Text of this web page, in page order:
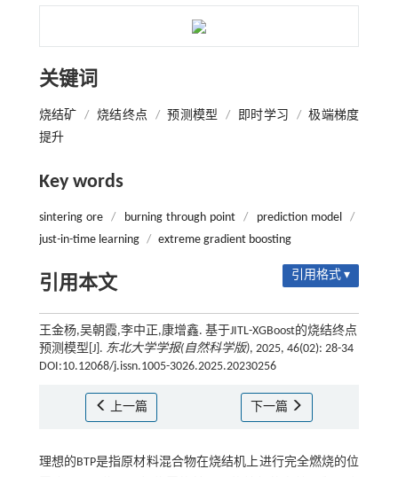
关键词
烧结矿 / 烧结终点 / 预测模型 / 即时学习 / 极端梯度
提升
Key words
sintering ore / burning through point / prediction model
/
just-in-time learning / extreme gradient boosting
引用本文 引用格式 ▾
王金杨,吴朝霞,李中正,康增鑫. 基于JITL-XGBoost的烧结终点
预测模型[J]. 东北大学学报(自然科学版), 2025, 46(02): 28-34
DOI:10.12068/j.issn.1005-3026.2025.20230256
上一篇 下一篇
理想的BTP是指原材料混合物在烧结机上进行完全燃烧的位